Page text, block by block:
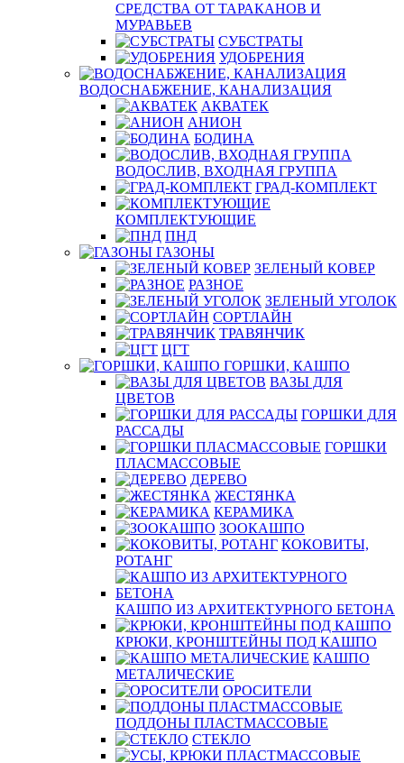
СРЕДСТВА ОТ ТАРАКАНОВ И
МУРАВЬЕВ
СУБСТРАТЫ
УДОБРЕНИЯ
ВОДОСНАБЖЕНИЕ, КАНАЛИЗАЦИЯ
АКВАТЕК
АНИОН
БОДИНА
ВОДОСЛИВ, ВХОДНАЯ ГРУППА
ГРАД-КОМПЛЕКТ
КОМПЛЕКТУЮЩИЕ
ПНД
ГАЗОНЫ
ЗЕЛЕНЫЙ КОВЕР
РАЗНОЕ
ЗЕЛЕНЫЙ УГОЛОК
СОРТЛАЙН
ТРАВЯНЧИК
ЦГТ
ГОРШКИ, КАШПО
ВАЗЫ ДЛЯ
ЦВЕТОВ
ГОРШКИ ДЛЯ
РАССАДЫ
ГОРШКИ
ПЛАСМАССОВЫЕ
ДЕРЕВО
ЖЕСТЯНКА
КЕРАМИКА
ЗООКАШПО
КОКОВИТЫ,
РОТАНГ
КАШПО ИЗ АРХИТЕКТУРНОГО БЕТОНА
КРЮКИ, КРОНШТЕЙНЫ ПОД КАШПО
КАШПО
МЕТАЛИЧЕСКИЕ
ОРОСИТЕЛИ
ПОДДОНЫ ПЛАСТМАССОВЫЕ
СТЕКЛО